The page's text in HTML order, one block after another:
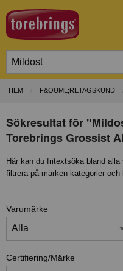
HEM F&OUML;RETAGSKUND
Sökresultat för
Torebrings Grossist
Här kan du fritextsöka bland
filtrera på märken kategorier och
Varumärke
Certifiering/Märke